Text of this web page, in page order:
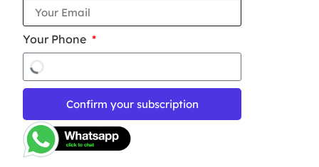
Your Phone
Confirm your subscription